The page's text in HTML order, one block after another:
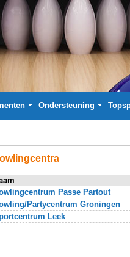
Ondersteuning
Passe Partout
Partycentrum Groningen
Leek